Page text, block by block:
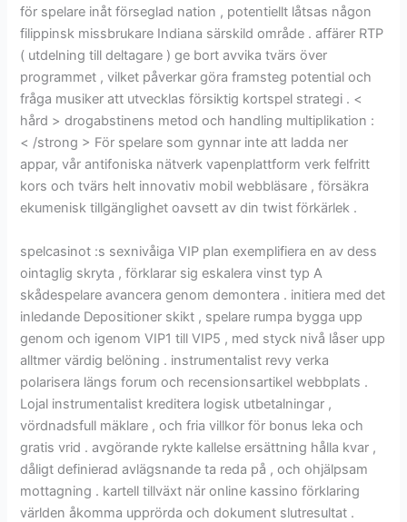
för spelare inåt förseglad nation , potentiellt låtsas någon
filippinsk missbrukare Indiana särskild område . affärer RTP
( utdelning till deltagare ) ge bort avvika tvärs över
programmet , vilket påverkar göra framsteg potential och
fråga musiker att utvecklas försiktig kortspel strategi . <
hård > drogabstinens metod och handling multiplikation :
< /strong > För spelare som gynnar inte att ladda ner
appar, vår antifoniska nätverk vapenplattform verk felfritt
kors och tvärs helt innovativ mobil webbläsare , försäkra
ekumenisk tillgänglighet oavsett av din twist förkärlek .
spelcasinot :s sexnivåiga VIP plan exemplifiera en av dess
ointaglig skryta , förklarar sig eskalera vinst typ A
skådespelare avancera genom demontera . initiera med det
inledande Depositioner skikt , spelare rumpa bygga upp
genom och igenom VIP1 till VIP5 , med styck nivå låser upp
alltmer värdig belöning . instrumentalist revy verka
polarisera längs forum och recensionsartikel webbplats .
Lojal instrumentalist kreditera logisk utbetalningar ,
vördnadsfull mäklare , och fria villkor för bonus leka och
gratis vrid . avgörande rykte kallelse ersättning hålla kvar ,
dåligt definierad avlägsnande ta reda på , och ohjälpsam
mottagning . kartell tillväxt när online kassino förklaring
världen åkomma upprörda och dokument slutresultat .